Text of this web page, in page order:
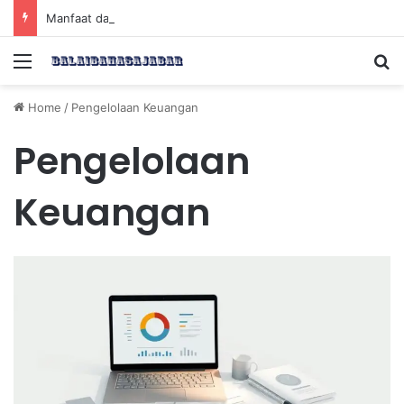
Manfaat dan Tips Puasa untuk Kesehatan Optimal
Menu
Home / Pengelolaan Keuangan
Pengelolaan
Keuangan